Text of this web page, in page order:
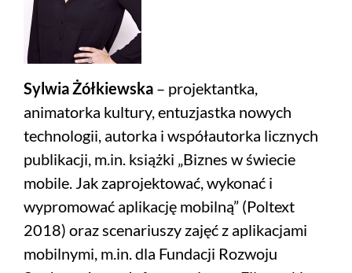
Sylwia Żółkiewska – projektantka,
animatorka kultury, entuzjastka nowych
technologii, autorka i współautorka licznych
publikacji, m.in. książki „Biznes w świecie
mobile. Jak zaprojektować, wykonać i
wypromować aplikację mobilną” (Poltext
2018) oraz scenariuszy zajęć z aplikacjami
mobilnymi, m.in. dla Fundacji Rozwoju